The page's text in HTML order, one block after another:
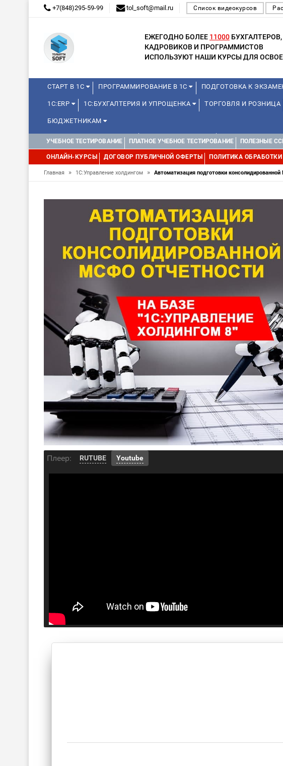
+7(848)295-59-99 tol_soft@mail.ru Список видеокурсов
ЕЖЕГОДНО БОЛЕЕ 11000
КАДРОВИКОВ И ПРОГРАММИСТОВ
ИСПОЛЬЗУЮТ НАШИ КУРСЫ ДЛЯ
СТАРТ В 1С ПРОГРАММИРОВАНИЕ В 1С ПОДГОТОВКА К
1С:ERP 1С:БУХГАЛТЕРИЯ И УПРОЩЕНКА ТОРГОВЛЯ И РОЗНИЦА
БЮДЖЕТНИКАМ
КУРСЫ ДЛЯ ШКОЛЬНИКОВ ДЛЯ ШКОЛЬНИКОВ 1С:УПРАВЛЕНИЕ
WEB, JAVA И ANDROID
УЧЕБНОЕ ТЕСТИРОВАНИЕ ПЛАТНОЕ УЧЕБНОЕ ТЕСТИРОВАНИЕ ПОЛЕЗНЫЕ
ОНЛАЙН-КУРСЫ ДОГОВОР ПУБЛИЧНОЙ ОФЕРТЫ ПОЛИТИКА
Главная » 1С:Управление холдингом » Автоматизация подготовки
Плеер: RUTUBE Youtube